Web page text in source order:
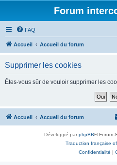
Forum
FAQ
Accueil Accueil du forum
Supprimer les cookies
Êtes-vous sûr de vouloir supprimer les
Accueil Accueil du forum
Développé parphpBB® Forum
Traduction française
Confidentialité |